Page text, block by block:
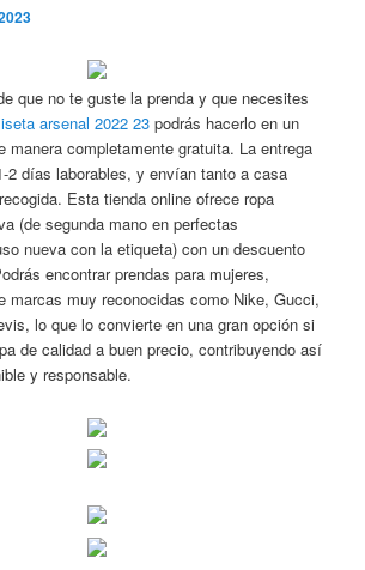
que no te guste la prenda y que necesites
arsenal 2022 23 podrás hacerlo en un
manera completamente gratuita. La entrega
2 días laborables, y envían tanto a casa
Esta tienda online ofrece ropa
(de segunda mano en perfectas
nueva con la etiqueta) con un descuento
encontrar prendas para mujeres,
marcas muy reconocidas como Nike, Gucci,
lo que lo convierte en una gran opción si
de calidad a buen precio, contribuyendo así
y responsable.